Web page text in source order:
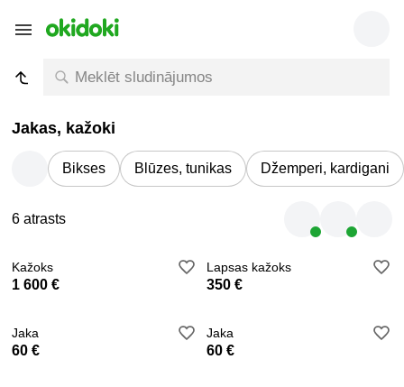
Jakas, kažoki
Bikses Blūzes, tunikas Džemperi, kardigani
6 atrasts
Kažoks
1 600 €
Lapsas kažoks
350 €
Jaka
60 €
Jaka
60 €